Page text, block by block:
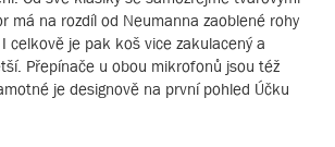
má na rozdíl od Neumanna zaoblené rohy
celkově je pak koš vice zakulacený a
Přepínače u obou mikrofonů jsou též
je designově na první pohled Účku